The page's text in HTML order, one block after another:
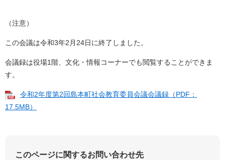
（注意）
この会議は令和3年2月24日に終了しました。
会議録は役場1階、文化・情報コーナーでも閲覧することができま
す。
令和2年度第2回島本町社会教育委員会議会議録（PDF：
17.5MB）
このページに関するお問い合わせ先